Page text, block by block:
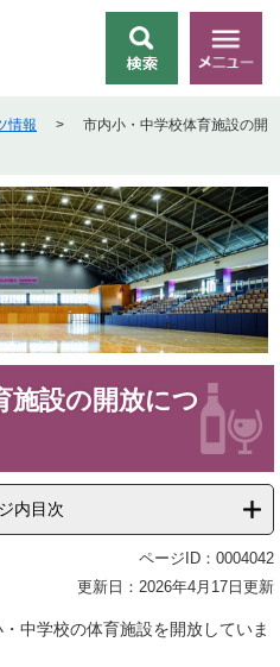
索
メ
ニ
ー
情報 >
市内小・中学校体育施設の開
施設の開放につ
内目次
ページID：0004042
更新日：2026年4月17日更新
中学校の体育施設を開放していま